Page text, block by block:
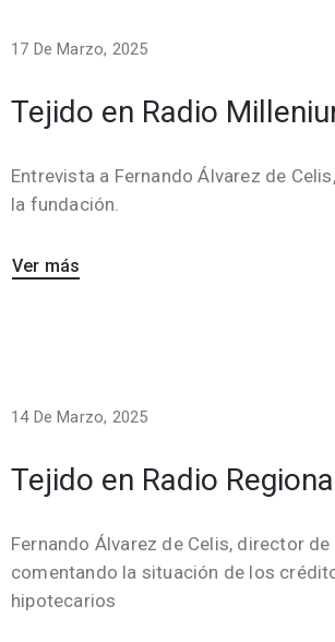
17 De Marzo, 2025
Tejido en Radio
Entrevista a Fernando Álvarez de
la fundación.
Ver más
14 De Marzo, 2025
Tejido en Radio
Fernando Álvarez de Celis, director
comentando la situación de los
hipotecarios